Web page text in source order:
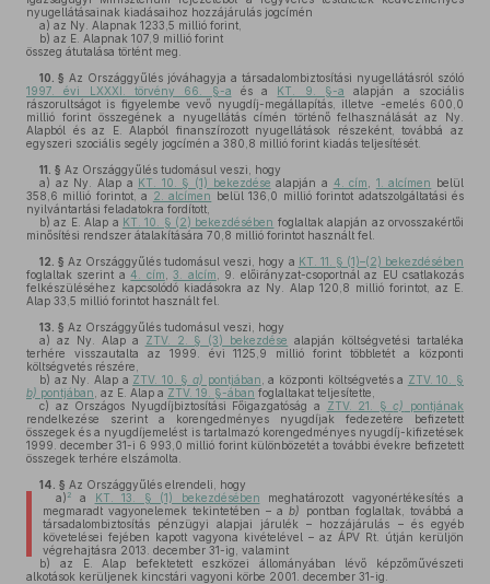
nyugellátásainak kiadásaihoz hozzájárulás jogcímén
a) az Ny. Alapnak 1233,5 millió forint,
b) az E. Alapnak 107,9 millió forint
összeg átutalása történt meg.
10. § Az Országgyűlés jóváhagyja a társadalombiztosítási nyugellátásról szóló
1997. évi LXXXI. törvény 66. §-a és a KT. 9. §-a alapján a szociális
rászorultságot is figyelembe vevő nyugdíj-megállapítás, illetve -emelés 600,0
millió forint összegének a nyugellátás címén történő felhasználását az Ny.
Alapból és az E. Alapból finanszírozott nyugellátások részeként, továbbá az
egyszeri szociális segély jogcímén a 380,8 millió forint kiadás teljesítését.
11. § Az Országgyűlés tudomásul veszi, hogy
a) az Ny. Alap a KT. 10. § (1) bekezdése alapján a 4. cím 1. alcímen belül
358,6 millió forintot, a 2. alcímen belül 136,0 millió forintot adatszolgáltatási és
nyilvántartási feladatokra fordított,
b) az E. Alap a KT. 10. § (2) bekezdésében foglaltak alapján az orvosszakértői
minősítési rendszer átalakítására 70,8 millió forintot használt fel.
12. § Az Országgyűlés tudomásul veszi, hogy a KT. 11. § (1)–(2) bekezdésében
foglaltak szerint a4. cím ,3. alcím , 9. előirányzat-csoportnál az EU csatlakozás
felkészüléséhez kapcsolódó kiadásokra az Ny. Alap 120,8 millió forintot, az E.
Alap 33,5 millió forintot használt fel.
13. § Az Országgyűlés tudomásul veszi, hogy
a) az Ny. Alap a ZTV. 2. § (3) bekezdése alapján költségvetési tartaléka
terhére visszautalta az 1999. évi 1125,9 millió forint többletét a központi
költségvetés részére,
b) az Ny. Alap a ZTV. 10. § a) pontjában , a központi költségvetés a ZTV. 10. §
b) pontjában , az E. Alap a ZTV. 19. §-ában foglaltakat teljesítette,
c) az Országos Nyugdíjbiztosítási Főigazgatóság a ZTV. 21. §c)
pontjának
rendelkezése szerint a korengedményes nyugdíjak fedezetére befizetett
összegek és a nyugdíjemelést is tartalmazó korengedményes nyugdíj-kifizetések
1999. december 31-i 6 993,0 millió forint különbözetét a további évekre befizetett
összegek terhére elszámolta.
14. § Az Országgyűlés elrendeli, hogy
a) 2 a KT. 13. § (1) bekezdésében meghatározott vagyonértékesítés a
megmaradt vagyonelemek tekintetében – ab)
pontban foglaltak, továbbá a
társadalombiztosítás pénzügyi alapjai járulék – hozzájárulás – és egyéb
követelései fejében kapott vagyona kivételével – az ÁPV Rt. útján kerüljön
végrehajtásra 2013. december 31-ig, valamint
b) az E. Alap befektetett eszközei állományában lévő képzőművészeti
alkotások kerüljenek kincstári vagyoni körbe 2001. december 31-ig.